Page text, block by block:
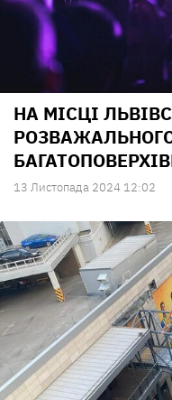
НА МІСЦІ
13 Листопада 2024 12:02